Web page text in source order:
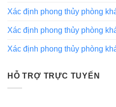
Xác định phong thủy phòng
Xác định phong thủy phòng
Xác định phong thủy phòng
HỖ TRỢ TRỰC TUYẾN